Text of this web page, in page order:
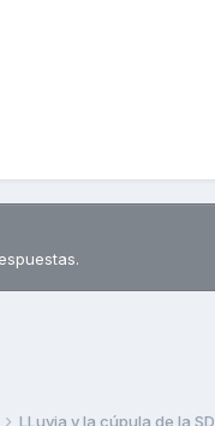
LLuvia y la cúpula de la SD